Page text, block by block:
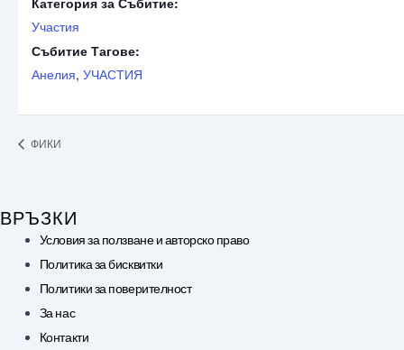
Участия
Събитие Тагове:
Анелия, УЧАСТИЯ
ФИКИ
ВРЪЗКИ
Условия за ползване и авторско право
Политика за бисквитки
Политики за поверителност
За нас
Контакти